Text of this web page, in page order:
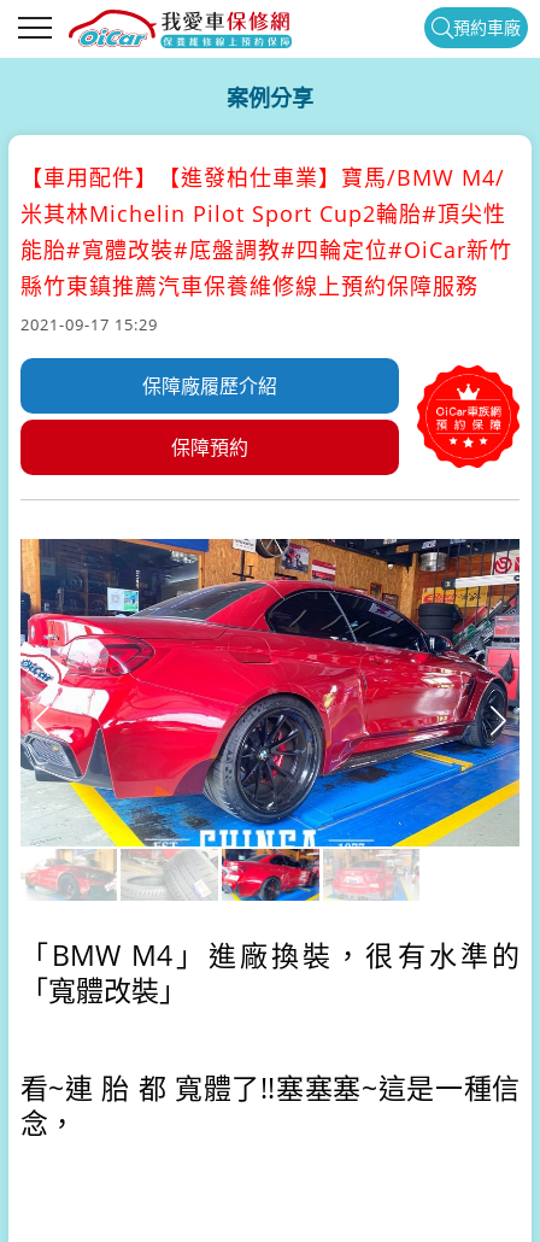
預約車廠
案例分享
【車用配件】
【進發柏仕車業】寶馬/BMW M4/
米其林Michelin Pilot Sport Cup2輪胎#頂尖性
能胎#寬體改裝#底盤調教#四輪定位#OiCar新竹
縣竹東鎮推薦汽車保養維修線上預約保障服務
2021-09-17 15:29
保障廠履歷介紹
保障預約
「BMW M4」進廠換裝，很有水準的
「寬體改裝」
看~連 胎 都 寬體了!!塞塞塞~這是一種信
念，